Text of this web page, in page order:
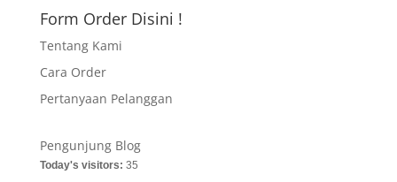
Form Order Disini !
Tentang Kami
Cara Order
Pertanyaan Pelanggan
Pengunjung Blog
Today's visitors: 35